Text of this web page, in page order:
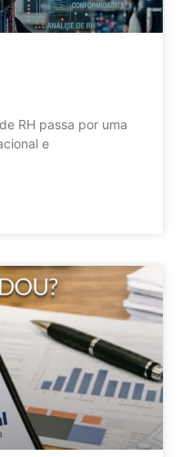
RH passa por uma
e